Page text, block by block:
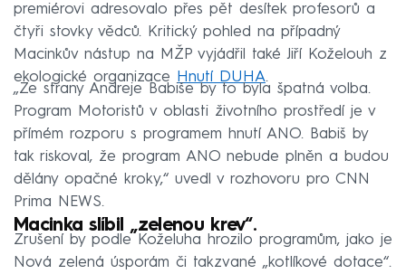
premiérovi adresovalo přes pět desítek profesorů a
čtyři stovky vědců. Kritický pohled na případný
Macinkův nástup na MŽP vyjádřil také Jiří Koželouh z
ekologické organizace
Hnutí DUHA.
„Ze strany Andreje Babiše by to byla špatná volba.
Program Motoristů v oblasti životního prostředí je v
přímém rozporu s programem hnutí ANO. Babiš by
tak riskoval, že program ANO nebude plněn a budou
dělány opačné kroky,“ uvedl v rozhovoru pro CNN
Prima NEWS.
Macinka slíbil „zelenou krev“.
Zrušení by podle Koželuha hrozilo programům, jako je
Nová zelená úsporám či takzvané „kotlíkové dotace“.